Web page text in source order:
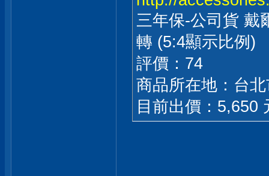
三年保-公司貨 戴
轉 (5:4顯示比例)
評價：74
商品所在地：台
目前出價：5,650